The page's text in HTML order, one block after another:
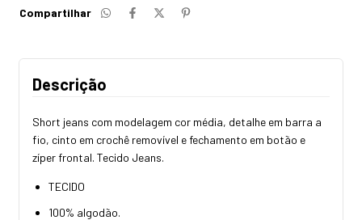
Compartilhar
Descrição
Short jeans com modelagem cor média, detalhe em barra a
fio, cinto em crochê removível e fechamento em botão e
zíper frontal. Tecido Jeans.
TECIDO
100% algodão.